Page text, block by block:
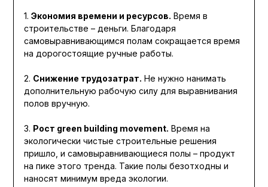
1. Экономия времени и ресурсов. Время в
строительстве – деньги. Благодаря
самовыравнивающимся полам сокращается время
на дорогостоящие ручные работы.
2. Снижение трудозатрат. Не нужно нанимать
дополнительную рабочую силу для выравнивания
полов вручную.
3. Рост green building movement. Время на
экологически чистые строительные решения
пришло, и самовыравнивающиеся полы – продукт
на пике этого тренда. Такие полы безотходны и
наносят минимум вреда экологии.